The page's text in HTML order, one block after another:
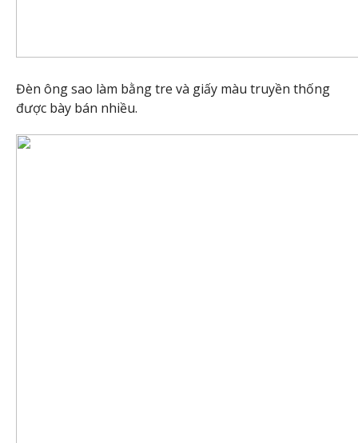
Đèn ông sao làm bằng tre và giấy màu truyền thống
được bày bán nhiều.